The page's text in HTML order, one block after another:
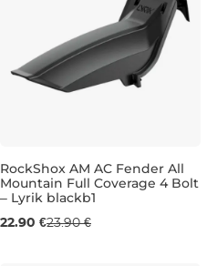
RockShox AM AC Fender All
Mountain Full Coverage 4 Bolt
– Lyrik blackb1
22.90 €23.90 €